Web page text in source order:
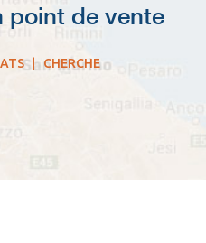
point de vente
|CHERCHE